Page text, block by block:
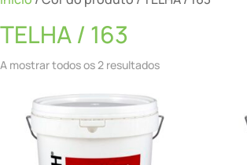
TELHA / 163
A mostrar todos os 2 resultados